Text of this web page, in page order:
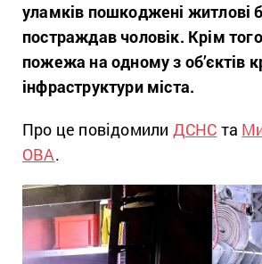
уламків пошкоджені житлові
постраждав чоловік. Крім
пожежа на одному з об’єктів
інфраструктури міста.
Про це повідомили ДСНС та
ОВА.